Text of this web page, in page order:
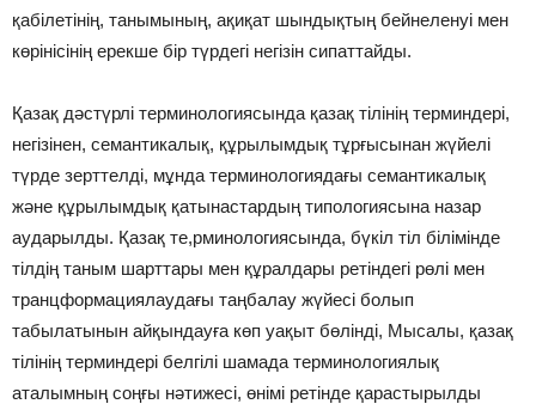
қабілетінің, танымының, ақиқат шындықтың бейнеленуі мен
көрінісінің ерекше бір түрдегі негізін сипаттайды.
Қазақ дәстүрлі терминологиясында қазақ тілінің терминдері,
негізінен, семантикалық, құрылымдық тұрғысынан жүйелі
түрде зерттелді, мұнда терминологиядағы семантикалық
және құрылымдық қатынастардың типологиясына назар
аударылды. Қазақ те,рминологиясында, бүкіл тіл білімінде
тілдің таным шарттары мен құралдары ретіндегі рөлі мен
транцформациялаудағы таңбалау жүйесі болып
табылатынын айқындауға көп уақыт бөлінді, Мысалы, қазақ
тілінің терминдері белгілі шамада терминологиялық
аталымның соңғы нәтижесі, өнімі ретінде қарастырылды